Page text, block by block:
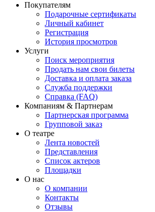
Покупателям
Подарочные сертификаты
Личный кабинет
Регистрация
История просмотров
Услуги
Поиск мероприятия
Продать нам свои билеты
Доставка и оплата заказа
Служба поддержки
Справка (FAQ)
Компаниям & Партнерам
Партнерская программа
Групповой заказ
О театре
Лента новостей
Представления
Список актеров
Площадки
О нас
О компании
Контакты
Отзывы